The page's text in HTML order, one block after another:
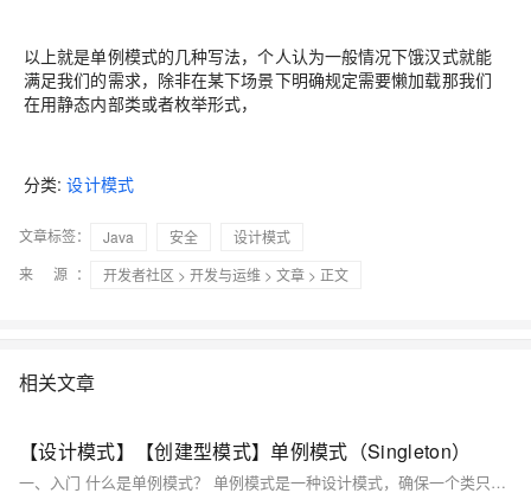
以上就是单例模式的几种写法，个人认为一般情况下饿汉式就能
满足我们的需求，除非在某下场景下明确规定需要懒加载那我们
在用静态内部类或者枚举形式，
分类:设计模式
文章标签： Java 安全
设计模式
来 源：
开发者社区 > 开发与运维 > 文章 > 正文
相关文章
【设计模式】【创建型模式】单例模式（Singleton）
一、入门 什么是单例模式？ 单例模式是一种设计模式，确保一个类只有一个实例，并提供一个全局访问点。它常用于需要全局唯一对象的场景，如配置管理、连接池等。 为什么要单例模式？ 节省资源 场景：某些对象创